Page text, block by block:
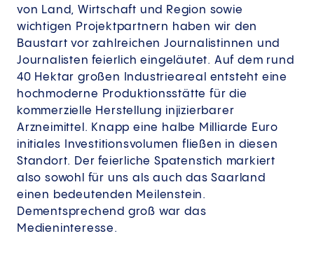
von Land, Wirtschaft und Region sowie
wichtigen Projektpartnern haben wir den
Baustart vor zahlreichen Journalistinnen und
Journalisten feierlich eingeläutet. Auf dem rund
40 Hektar großen Industrieareal entsteht eine
hochmoderne Produktionsstätte für die
kommerzielle Herstellung injizierbarer
Arzneimittel. Knapp eine halbe Milliarde Euro
initiales Investitionsvolumen fließen in diesen
Standort. Der feierliche Spatenstich markiert
also sowohl für uns als auch das Saarland
einen bedeutenden Meilenstein.
Dementsprechend groß war das
Medieninteresse.